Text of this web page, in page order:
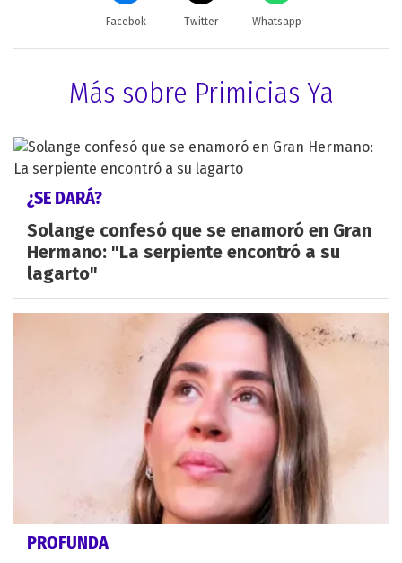
Facebok Twitter Whatsapp
Más sobre Primicias Ya
¿SE DARÁ?
Solange confesó que se enamoró en Gran
Hermano: "La serpiente encontró a su
lagarto"
PROFUNDA